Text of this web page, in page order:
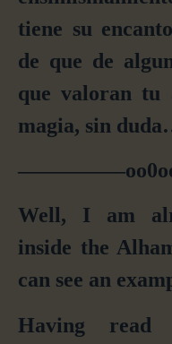
tiene su
de que de
que valoran tu
magia, sin
Well, I am
inside the
can see an
Having